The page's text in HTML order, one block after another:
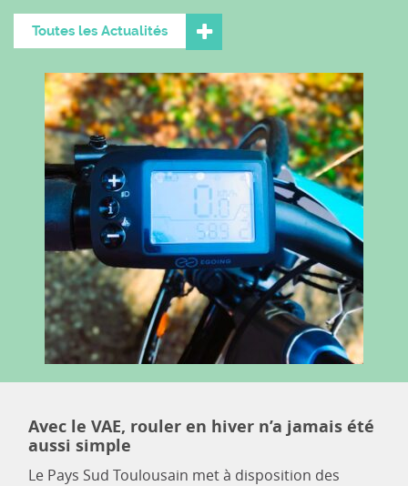
Toutes les Actualités
Avec le VAE, rouler en hiver n’a jamais été
aussi simple
Le Pays Sud Toulousain met à disposition des